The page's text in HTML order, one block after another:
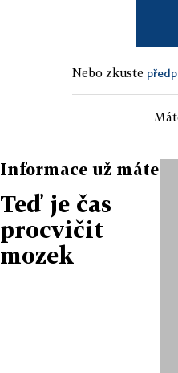
Nebo zkuste
Informace už máte
Teď je čas
procvičit
mozek